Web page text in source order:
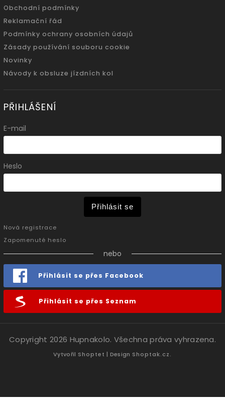
Obchodní podmínky
Reklamační řád
Podmínky ochrany osobních údajů
Zásady používání souboru cookie
Novinky
Návody k obsluze jízdních kol
PŘIHLÁŠENÍ
E-mail
Heslo
Přihlásit se
Nová registrace
Zapomenuté heslo
nebo
Přihlásit se přes Facebook
Přihlásit se přes Seznam
Copyright 2026 Hupnakolo. Všechna práva vyhrazena.
Vytvořil Shoptet | Design Shoptak.cz.